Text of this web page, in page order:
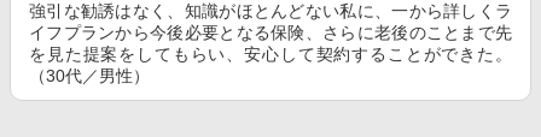
強引な勧誘はなく、知識がほとんどない私に、一から詳しくラ
イフプランから今後必要となる保険、さらに老後のことまで先
を見た提案をしてもらい、安心して契約することができた。
（30代／男性）